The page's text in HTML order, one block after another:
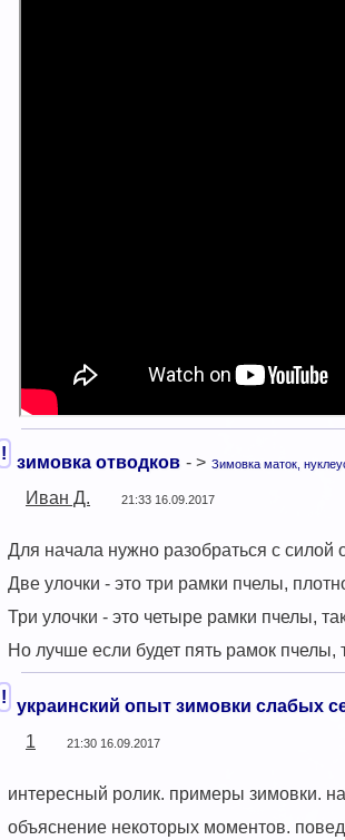
! зимовка отводков - > Зимовка маток,
Иван Д. 21:33 16.09.2017
Для начала нужно разобраться с силой
Две улочки - это три рамки пчелы,
Три улочки - это четыре рамки пчелы,
Но лучше если будет пять рамок
! украинский опыт зимовки слабых
1 21:30 16.09.2017
интересный ролик. примеры зимовки.
объяснение некоторых моментов.